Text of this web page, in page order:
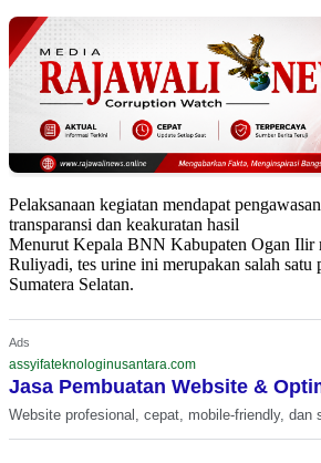
Pelaksanaan kegiatan mendapat
transparansi dan keakuratan hasil
Menurut Kepala BNN Kabupaten Ogan Ilir
Ruliyadi, tes urine ini merupakan salah satu
Sumatera Selatan.
Ads
assyifateknologinusantara.com
Jasa Pembuatan Website &
Website profesional, cepat, mobile-friendly, dan